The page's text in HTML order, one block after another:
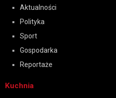
Aktualności
Polityka
Sport
Gospodarka
Reportaże
Kuchnia